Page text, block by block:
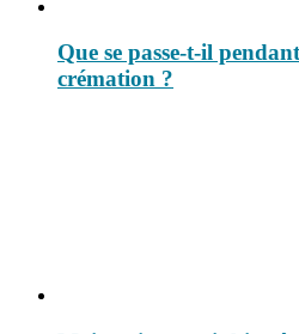
Que se passe-t-il
crémation ?